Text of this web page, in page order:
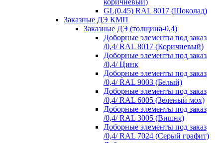
GL(0.45) RAL 8017 (Шоколад)
Заказные ДЭ КМП
Заказные ДЭ (толщина-0,4)
Доборные элементы под заказ
/0,4/ RAL 8017 (Коричневый)
Доборные элементы под заказ
/0,4/ Цинк
Доборные элементы под заказ
/0,4/ RAL 9003 (Белый)
Доборные элементы под заказ
/0,4/ RAL 6005 (Зеленый мох)
Доборные элементы под заказ
/0,4/ RAL 3005 (Вишня)
Доборные элементы под заказ
/0,4/ RAL 7024 (Серый графит)